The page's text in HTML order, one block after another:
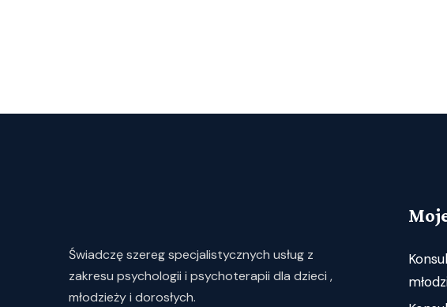
Świadczęszeregspecjalistycznych usług z
zakresu psychologii i psychoterapii dla dzieci ,
młodzieży i dorosłych.